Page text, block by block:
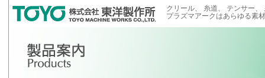
クリール、 糸道、 テンサー
プラズマアークはあらゆる素